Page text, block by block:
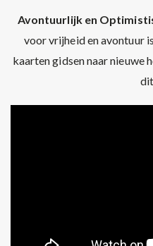
Avontuurlijk en
voor vrijheid en avontuur
kaarten gidsen naar nieuwe